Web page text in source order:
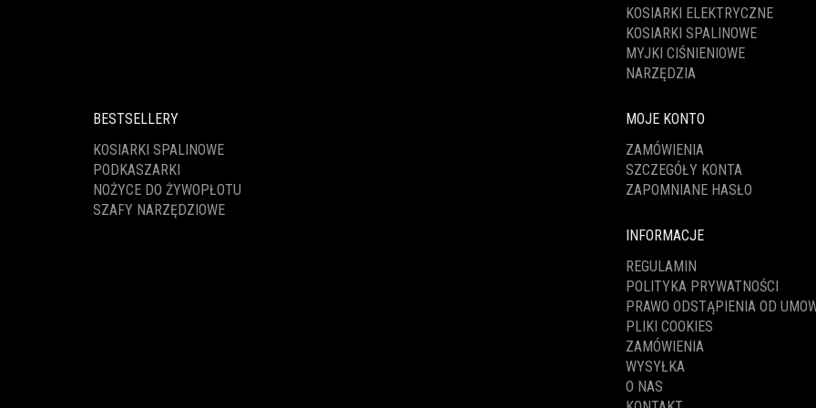
KOSIARKI ELEKTRYCZNE
KOSIARKI SPALINOWE
MYJKI CIŚNIENIOWE
NARZĘDZIA
BESTSELLERY
KOSIARKI SPALINOWE
PODKASZARKI
NOŻYCE DO ŻYWOPŁOTU
SZAFY NARZĘDZIOWE
MOJE KONTO
ZAMÓWIENIA
SZCZEGÓŁY KONTA
ZAPOMNIANE HASŁO
INFORMACJE
REGULAMIN
POLITYKA PRYWATNOŚCI
PRAWO ODSTĄPIENIA OD
PLIKI COOKIES
ZAMÓWIENIA
WYSYŁKA
O NAS